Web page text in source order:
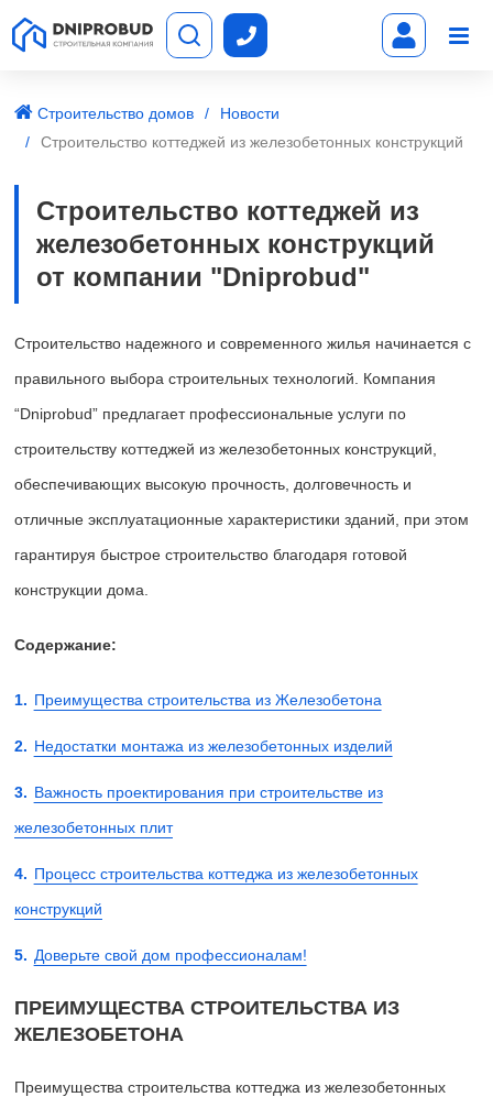
Строительство домов
Новости
Строительство коттеджей из железобетонных конструкций
Строительство коттеджей из
железобетонных конструкций
от компании "Dniprobud"
Строительство надежного и современного жилья начинается с
правильного выбора строительных технологий. Компания
“Dniprobud” предлагает профессиональные услуги по
строительству коттеджей из железобетонных конструкций,
обеспечивающих высокую прочность, долговечность и
отличные эксплуатационные характеристики зданий, при этом
гарантируя быстрое строительство благодаря готовой
конструкции дома.
Содержание:
Преимущества строительства из Железобетона
Недостатки монтажа из железобетонных изделий
Важность проектирования при строительстве из
железобетонных плит
Процесс строительства коттеджа из железобетонных
конструкций
Доверьте свой дом профессионалам!
ПРЕИМУЩЕСТВА СТРОИТЕЛЬСТВА ИЗ
ЖЕЛЕЗОБЕТОНА
Преимущества строительства коттеджа из железобетонных